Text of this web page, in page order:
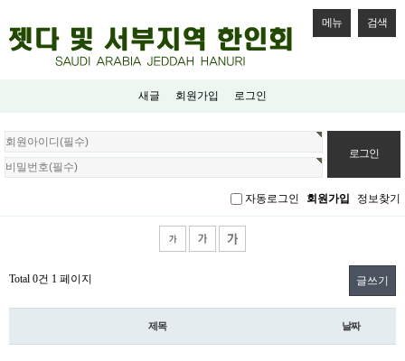
메뉴 검색
새글 회원가입 로그인
회
원
로
자동로그인 회원가입 정보찾기
Total 0건 1 페이지 글쓰기
제목 날짜